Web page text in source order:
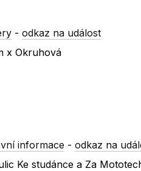
-odkaz na událost
x Okruhová
informace -odkaz na
Ke studánce a Za